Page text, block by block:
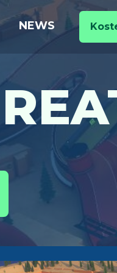
NEWS